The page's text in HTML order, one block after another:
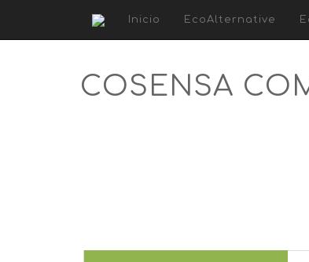
Inicio EcoAlternative
COSENSA